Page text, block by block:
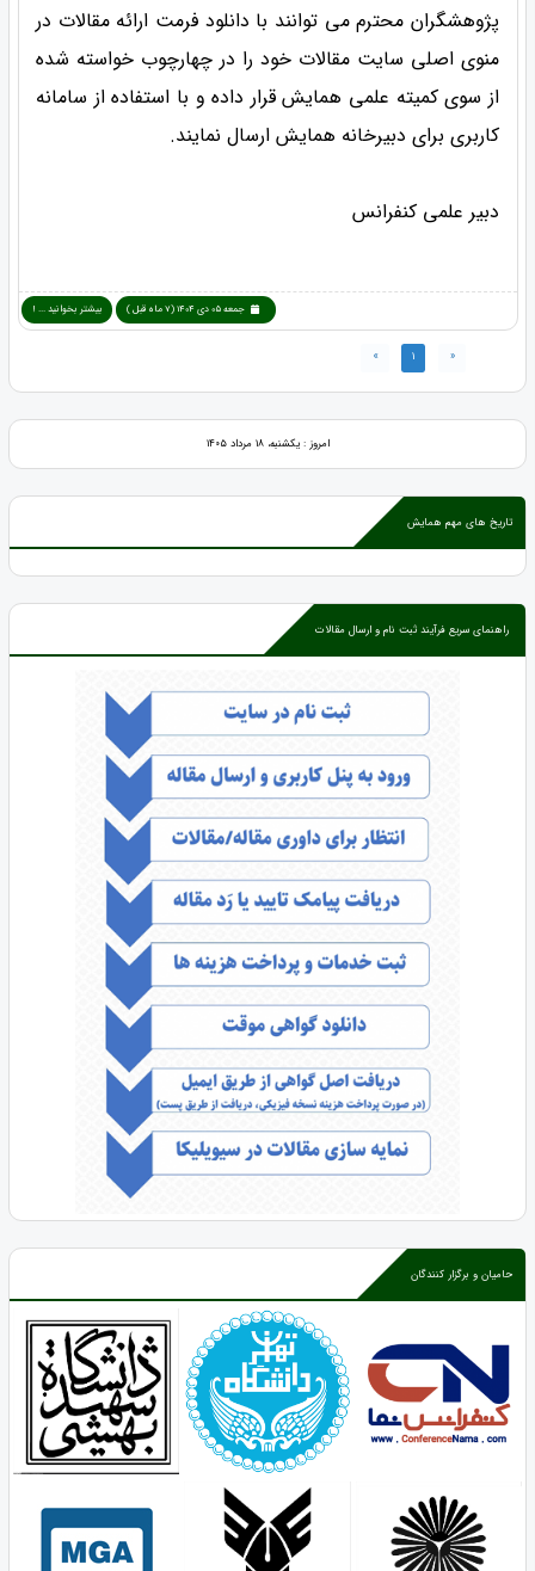
پژوهشگران محترم می توانند با دانلود فرمت ارائه مقالات در
منوی اصلی سایت مقالات خود را در چهارچوب خواسته شده
از سوی کمیته علمی همایش قرار داده و با استفاده از سامانه
کاربری برای دبیرخانه همایش ارسال نمایند.
دبیر علمی کنفرانس
جمعه 05 دی 1404 (7 ماه قبل ) بیشتر بخوانید ... !
«
1
»
امروز : یکشنبه، ۱۸ مرداد ۱۴۰۵
تاریخ های مهم همایش
راهنمای سریع فرآیند ثبت نام و ارسال مقالات
حامیان و برگزار کنندگان